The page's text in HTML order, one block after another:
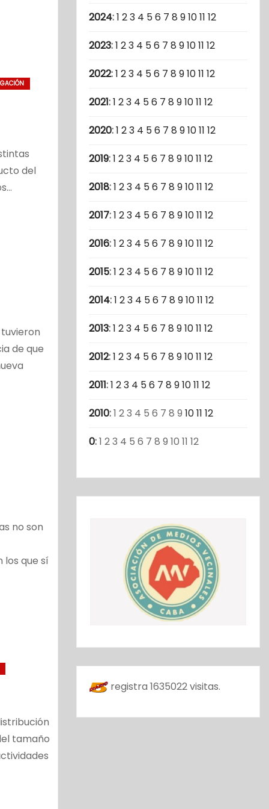
del
de que
no son
los que sí
tamaño
2024:1 23 4 56 7 8 91011 12
2023:1 23 4 56 7 8 91011 12
2022:1 23 4 56 7 8 91011 12
2021:1 23 4 56 7 8 91011 12
2020:1 23 4 56 7 8 91011 12
2019:1 23 4 56 7 8 91011 12
2018:1 23 4 56 7 8 91011 12
2017:1 23 4 56 7 8 91011 12
2016:1 23 4 56 7 8 91011 12
2015:1 23 4 56 7 8 91011 12
2014:1 23 4 56 7 8 91011 12
2013:1 23 4 56 7 8 91011 12
2012:1 23 4 56 7 8 91011 12
2011:1 23 4 56 7 8 91011 12
2010:1 23 4 5 6 7 8 9 1011 12
0:1 23 4 5 6 7 8 9 10 11 12
registra 1635022visitas.